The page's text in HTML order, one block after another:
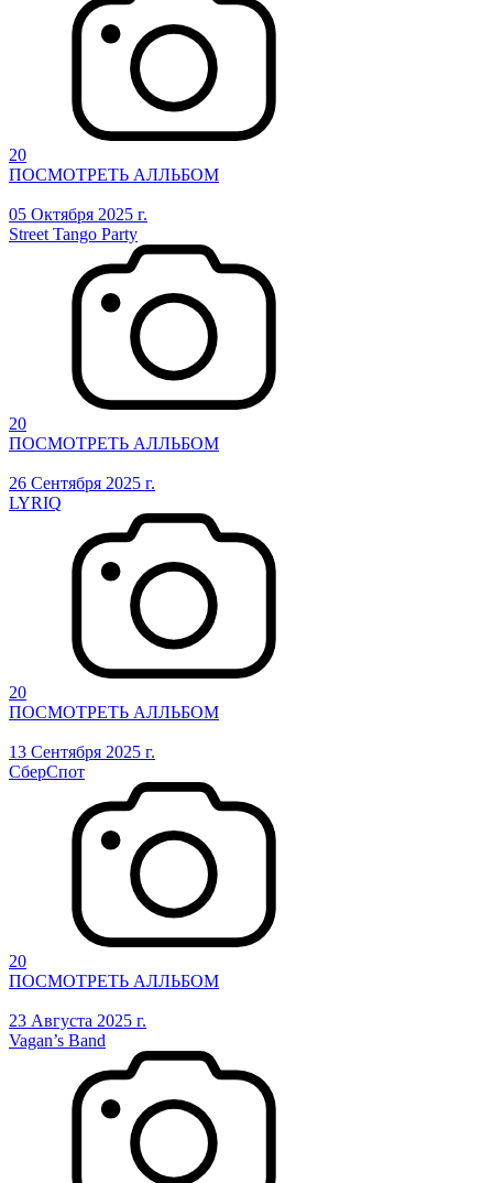
20
ПОСМОТРЕТЬ АЛЛЬБОМ
05 Октября 2025 г.
Street Tango Party
20
ПОСМОТРЕТЬ АЛЛЬБОМ
26 Сентября 2025 г.
LYRIQ
20
ПОСМОТРЕТЬ АЛЛЬБОМ
13 Сентября 2025 г.
СберСпот
20
ПОСМОТРЕТЬ АЛЛЬБОМ
23 Августа 2025 г.
Vagan’s Band